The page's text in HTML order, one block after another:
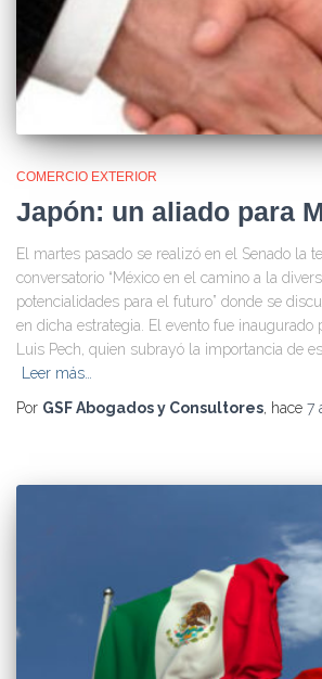
COMERCIO EXTERIOR
Japón: un aliado para
El martes pasado se realizó en el Senado la
conversatorio “México en el camino a la
potencialidades para el futuro” donde se
en dicha estrategia. El evento fue inaugurado
Luis Pech, quien subrayó la importancia de
Leer más…
Por GSF Abogados y Consultores, hace 7